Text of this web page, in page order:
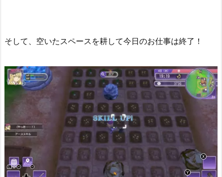
そして、空いたスペースを耕して今日のお仕事は終了！